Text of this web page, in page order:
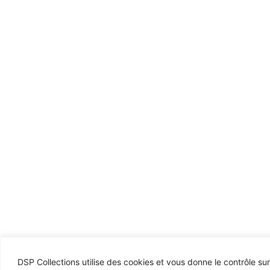
DSP Collections utilise des cookies et vous donne le contrôle